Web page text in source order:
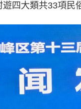
四大類共33項民